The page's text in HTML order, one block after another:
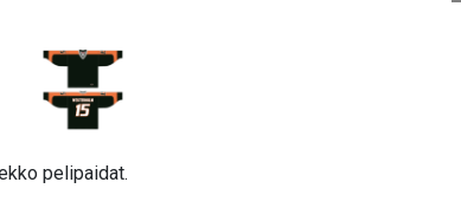
pelipaidat.